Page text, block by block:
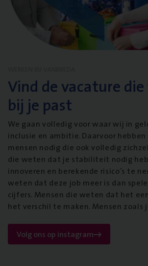
Vind de vacature
bij je past
We gaan volledig voor waar wij in
inclusie en ambitie. Daarvoor
mensen nodig die ook volledig
die weten dat je stabiliteit nodig
innoveren en berekende risico’s te
weten dat deze job meer is dan
cijfers. Mensen die weten dat het
het verschil te maken. Mensen zoals
Volg ons op instagram